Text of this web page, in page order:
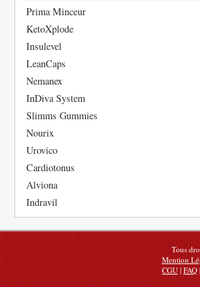
Prima Minceur
KetoXplode
Insulevel
LeanCaps
Nemanex
InDiva System
Slimms Gummies
Nourix
Urovico
Cardiotonus
Alviona
Indravil
Tous
Mention
CGU|FAQ